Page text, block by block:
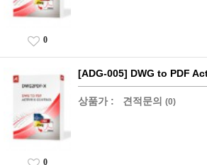
0
[ADG-005] DWG to PDF
상품가 : 견적문의 (0)
0